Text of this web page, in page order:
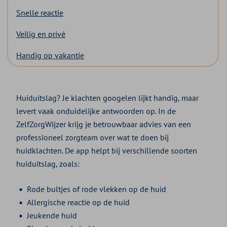
Snelle reactie
Veilig en privé
Handig op vakantie
Huiduitslag? Je klachten googelen lijkt handig, maar
levert vaak onduidelijke antwoorden op. In de
ZelfZorgWijzer krijg je betrouwbaar advies van een
professioneel zorgteam over wat te doen bij
huidklachten. De app helpt bij verschillende soorten
huiduitslag, zoals:
Rode bultjes of rode vlekken op de huid
Allergische reactie op de huid
Jeukende huid